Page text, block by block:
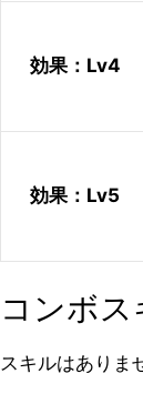
効果：Lv4
効果：Lv5
コンボス
スキルはありま